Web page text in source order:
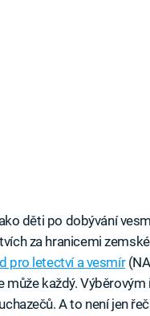
děti po dobývání
za hranicemi
pro letectví a vesmír
může každý.
A to není jen